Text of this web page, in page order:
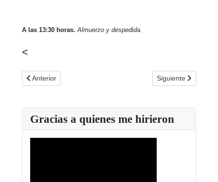
A las 13:30 horas. Almuerzo y despedida.
<
Artículo anterior: El consejo audiovisual de Andalucía
Anterior Artículo siguiente:
Siguiente
Gracias a quienes me hirieron